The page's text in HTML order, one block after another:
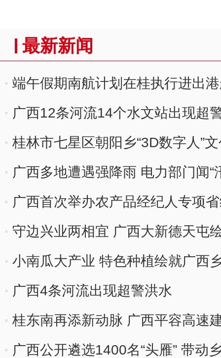
最新新闻
端午假期南航计划在桂执行进出
广西12条河流14个水文站出现超
桂林市七星区朝阳乡“3D数字人”
广西多地遭遇强降雨 电力部门闻“
广西首次举办农产品经纪人专项
守边兴业两相宜 广西大新德天屯
小南瓜大产业 特色种植绘就广西
广西4条河流出现超警洪水
桂东南再添新动脉 广西平容高速
广西公开遴选1400名“头雁” 带动